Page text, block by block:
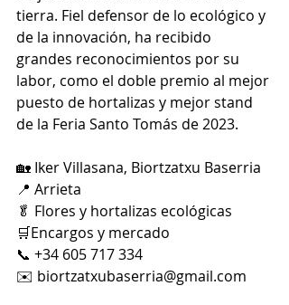
tierra. Fiel defensor de lo ecológico y
de la innovación, ha recibido
grandes reconocimientos por su
labor, como el doble premio al mejor
puesto de hortalizas y mejor stand
de la Feria Santo Tomás de 2023.
🏡 Iker Villasana, Biortzatxu Baserria
📍 Arrieta
🥬 Flores y hortalizas ecológicas
🛒Encargos y mercado
📞 +34 605 717 334
✉️ biortzatxubaserria@gmail.com